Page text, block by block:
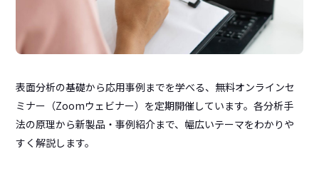
表面分析の基礎から応用事例までを学べる、無料オンラインセ
ミナー（Zoomウェビナー）を定期開催しています。各分析手
法の原理から新製品・事例紹介まで、幅広いテーマをわかりや
すく解説します。